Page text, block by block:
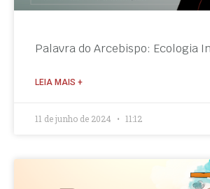
Palavra do Arcebispo: Ecologia
LEIA MAIS +
11 de junho de 2024 11:12